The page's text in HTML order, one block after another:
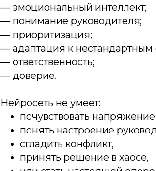
— эмоциональный интеллект;
— понимание руководителя;
— приоритизация;
— адаптация к нестандартным
— ответственность;
— доверие.
Нейросеть не умеет:
почувствовать
понять настроение
сгладить конфликт,
принять решение в хаосе,